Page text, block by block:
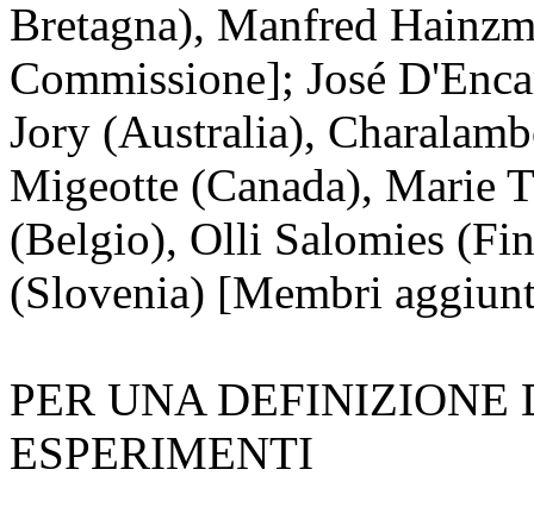
Bretagna), Manfred
Commissione]; José
Jory (Australia),
Migeotte (Canada), Marie
(Belgio), Olli Salomies
(Slovenia) [Membri
PER UNA DEFINIZIONE
ESPERIMENTI